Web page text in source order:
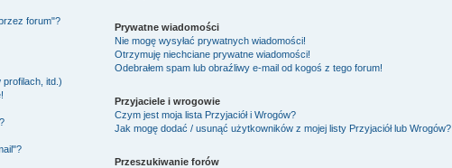
forum"?
profilach, itd.)
Prywatne wiadomości
Nie mogę wysyłać prywatnych wiadomości!
Otrzymuję niechciane prywatne wiadomości!
Odebrałem spam lub obraźliwy e-mail od kogoś z tego forum!
Przyjaciele i wrogowie
Czym jest moja lista Przyjaciół i Wrogów?
Jak mogę dodać / usunąć użytkowników z mojej listy Przyjaciół lub Wrogów?
Przeszukiwanie forów